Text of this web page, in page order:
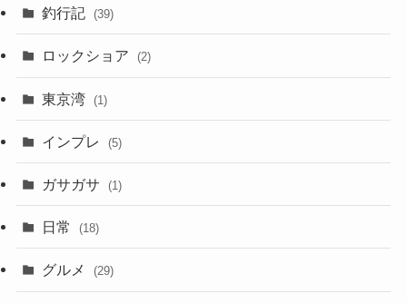
釣行記 (39)
ロックショア (2)
東京湾 (1)
インプレ (5)
ガサガサ (1)
日常 (18)
グルメ (29)